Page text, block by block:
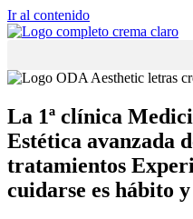
Ir al contenido
La 1ª clínica
Estética avanzada
tratamientos
cuidarse es hábito